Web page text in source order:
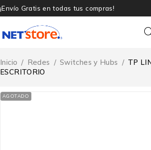
¡Envío Gratis en todas tus compras!
Inicio / Redes / Switches y Hubs / TP
ESCRITORIO
AGOTADO